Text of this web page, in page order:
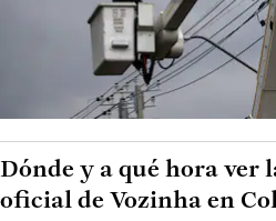
Dónde y a qué hora ver
oficial de Vozinha en